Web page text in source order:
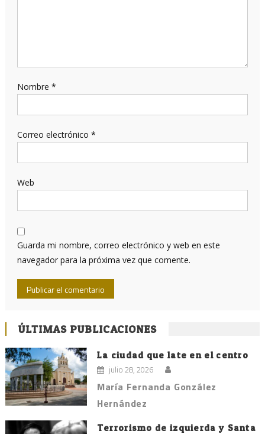
Nombre *
Correo electrónico *
Web
Guarda mi nombre, correo electrónico y web en este
navegador para la próxima vez que comente.
ÚLTIMAS PUBLICACIONES
La ciudad que late en el centro
julio 28, 2026
María Fernanda González
Hernández
Terrorismo de izquierda y Santa